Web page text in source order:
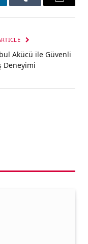
Tumblr Email
Akücü ile Güvenli
Deneyimi